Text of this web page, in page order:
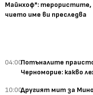
Майнхоф": терористите,
чието име ви преследва
04:00Потъналите
Черноморие: какво
10:00Другият мит за